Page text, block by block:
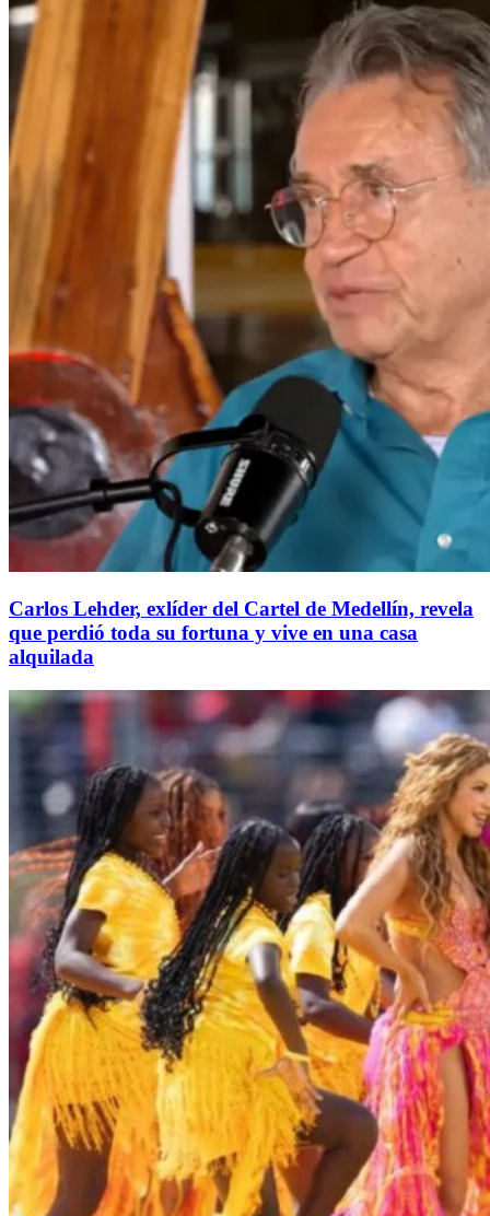
Carlos Lehder, exlíder del Cartel de Medellín, revela
que perdió toda su fortuna y vive en una casa
alquilada